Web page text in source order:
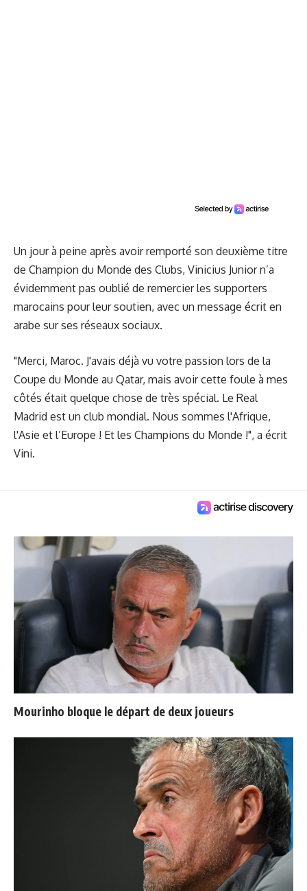
Un jour à peine après avoir remporté son deuxième titre
de Champion du Monde des Clubs, Vinicius Junior n’a
évidemment pas oublié de remercier les supporters
marocains pour leur soutien, avec un message écrit en
arabe sur ses réseaux sociaux.
"Merci, Maroc. J'avais déjà vu votre passion lors de la
Coupe du Monde au Qatar, mais avoir cette foule à mes
côtés était quelque chose de très spécial. Le Real
Madrid est un club mondial. Nous sommes l'Afrique,
l'Asie et l’Europe ! Et les Champions du Monde !", a écrit
Vini.
Mourinho bloque le départ de deux joueurs